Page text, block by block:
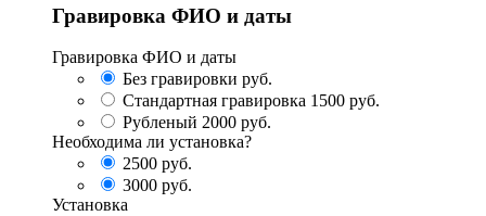
Гравировка ФИО и даты
Гравировка ФИО и даты
Без гравировки руб.
Стандартная гравировка 1500 руб.
Рубленый 2000 руб.
Необходима ли установка?
2500 руб.
3000 руб.
Установка